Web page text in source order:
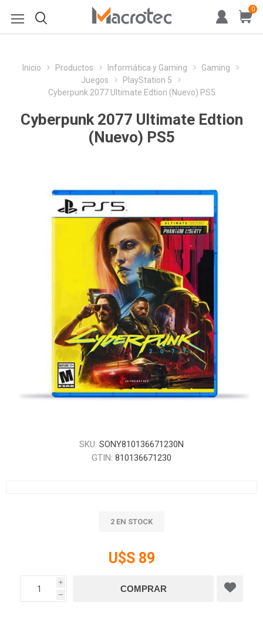
0
Inicio Productos Informática y Gaming
Gaming
Juegos
PlayStation 5
Cyberpunk 2077 Ultimate Edtion (Nuevo) PS5
Cyberpunk 2077 Ultimate Edtion
(Nuevo) PS5
SKU: SONY810136671230N
GTIN: 810136671230
2 EN STOCK
U$S 89
i
h